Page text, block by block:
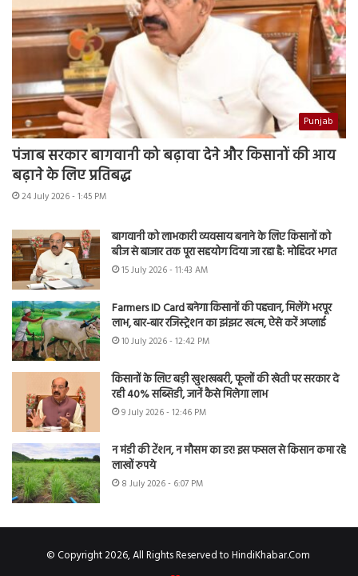
Punjab
पंजाब सरकार बागवानी को बढ़ावा देने और किसानों की आय
बढ़ाने के लिए प्रतिबद्ध
24 July 2026 - 1:45 PM
बागवानी को लाभकारी व्यवसाय बनाने के लिए किसानों को
बीज से बाजार तक पूरा सहयोग दिया जा रहा है: मोहिंदर भगत
15 July 2026 - 11:43 AM
Farmers ID Card बनेगा किसानों की पहचान, मिलेंगे भरपूर
लाभ, बार-बार रजिस्ट्रेशन का झंझट खत्म, ऐसे करें अप्लाई
10 July 2026 - 12:42 PM
किसानों के लिए बड़ी खुशखबरी, फूलों की खेती पर सरकार दे
रही 40% सब्सिडी, जानें कैसे मिलेगा लाभ
9 July 2026 - 12:46 PM
न मंडी की टेंशन, न मौसम का डर! इस फसल से किसान कमा रहे
लाखों रुपये
8 July 2026 - 6:07 PM
© Copyright 2026, All Rights Reserved to HindiKhabar.Com